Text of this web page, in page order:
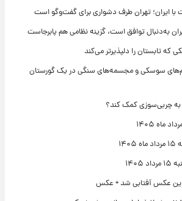
ایران؛ تهران طرف دشواری برای گفت‌وگو است
به‌دنبال توافق است، گزینه نظامی هم پابرجاست
تابستان را دلپذیرتر می‌کند
سوسکی و مجسمه‌های سنگی در یک گورستان
به چربی‌سوزی کمک کند؟
این عکس آفتابی شد + عکس